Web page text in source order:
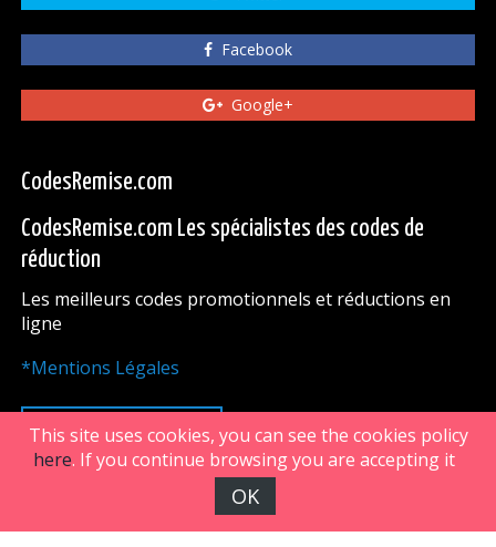
Facebook
Google+
CodesRemise.com
CodesRemise.com Les spécialistes des codes de
réduction
Les meilleurs codes promotionnels et réductions en
ligne
*Mentions Légales
HAUT DE PAGE
FiveDoors Network 2018
This site uses cookies, you can see the cookies policy
here. If you continue browsing you are accepting it
OK